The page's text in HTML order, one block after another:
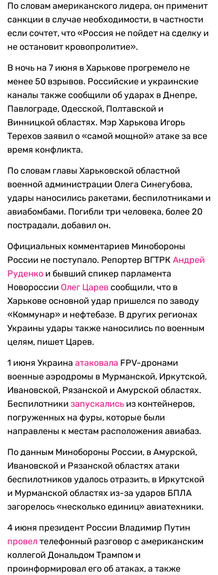
По словам американского лидера, он применит
санкции в случае необходимости, в частности
если сочтет, что «Россия не пойдет на сделку и
не остановит кровопролитие».
В ночь на 7 июня в Харькове прогремело не
менее 50 взрывов. Российские и украинские
каналы также сообщили об ударах в Днепре,
Павлограде, Одесской, Полтавской и
Винницкой областях. Мэр Харькова Игорь
Терехов заявил о «самой мощной» атаке за все
время конфликта.
По словам главы Харьковской областной
военной администрации Олега Синегубова,
удары наносились ракетами, беспилотниками и
авиабомбами. Погибли три человека, более 20
пострадали, добавил он.
Официальных комментариев Минобороны
России не поступало. Репортер ВГТРК Андрей
Руденко и бывший спикер парламента
Новороссии Олег Царев сообщили, что в
Харькове основной удар пришелся по заводу
«Коммунар» и нефтебазе. В других регионах
Украины удары также наносились по военным
целям, пишет Царев.
1 июня Украина атаковала FPV-дронами
военные аэродромы в Мурманской, Иркутской,
Ивановской, Рязанской и Амурской областях.
Беспилотники запускались из контейнеров,
погруженных на фуры, которые были
направлены к местам расположения авиабаз.
По данным Минобороны России, в Амурской,
Ивановской и Рязанской областях атаки
беспилотников удалось отразить, в Иркутской
и Мурманской областях из-за ударов БПЛА
загорелось «несколько единиц» авиатехники.
4 июня президент России Владимир Путин
провел телефонный разговор с американским
коллегой Дональдом Трампом и
проинформировал его об атаках, а также